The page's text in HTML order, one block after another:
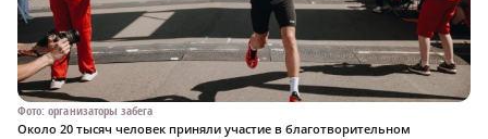
Фото: организаторы забега
Около 20 тысяч человек приняли участие в благотворительном